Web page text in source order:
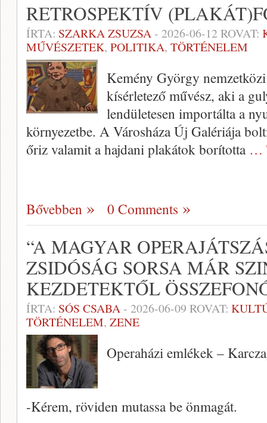
RETROSPEKTÍV
ÍRTA: SZARKA ZSUZSA- 2026-06-12 ROVAT:
MŰVÉSZETEK, POLITIKA, TÖRTÉNELEM
Kemény György
kísérletező művész, aki a
lendületesen importálta a
környezetbe. A Városháza Új Galériája
őriz valamit a hajdani plakátok borította …
Bővebben 0 Comments
“A MAGYAR
ZSIDÓSÁG SORSA MÁR
KEZDETEKTŐL
ÍRTA: SÓS CSABA- 2026-06-09 ROVAT:
TÖRTÉNELEM, ZENE
Operaházi emlékek –
-Kérem, röviden mutassa be önmagát.